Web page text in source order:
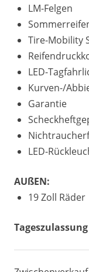
LM-Felgen
Tire-Mobility
LED-
Kurven-/
Garantie
LED-
AUßEN:
19 Zoll Räder